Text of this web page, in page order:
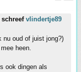
schreef vlindertje89
nu oud of juist jong?)
heen.
ook dingen als